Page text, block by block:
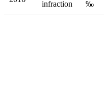
infraction
‰